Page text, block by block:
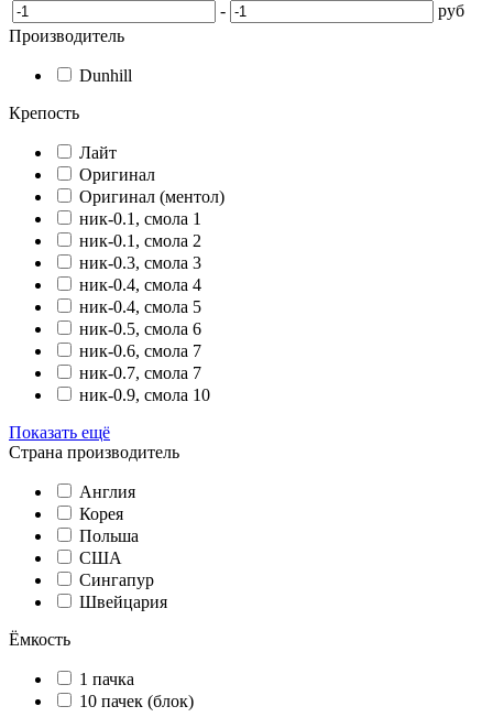
-
руб
Производитель
Dunhill
Крепость
Лайт
Оригинал
Оригинал (ментол)
ник-0.1, смола 1
ник-0.1, смола 2
ник-0.3, смола 3
ник-0.4, смола 4
ник-0.4, смола 5
ник-0.5, смола 6
ник-0.6, смола 7
ник-0.7, смола 7
ник-0.9, смола 10
Показать ещё
Страна производитель
Англия
Корея
Польша
США
Сингапур
Швейцария
Ёмкость
1 пачка
10 пачек (блок)